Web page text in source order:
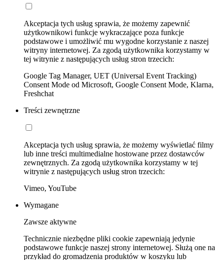
Akceptacja tych usług sprawia, że możemy zapewnić
użytkownikowi funkcje wykraczające poza funkcje
podstawowe i umożliwić mu wygodne korzystanie z naszej
witryny internetowej. Za zgodą użytkownika korzystamy w
tej witrynie z następujących usług stron trzecich:
Google Tag Manager, UET (Universal Event Tracking)
Consent Mode od Microsoft, Google Consent Mode, Klarna,
Freshchat
Treści zewnętrzne
Akceptacja tych usług sprawia, że możemy wyświetlać filmy
lub inne treści multimedialne hostowane przez dostawców
zewnętrznych. Za zgodą użytkownika korzystamy w tej
witrynie z następujących usług stron trzecich:
Vimeo, YouTube
Wymagane
Zawsze aktywne
Technicznie niezbędne pliki cookie zapewniają jedynie
podstawowe funkcje naszej strony internetowej. Służą one na
przykład do gromadzenia produktów w koszyku lub